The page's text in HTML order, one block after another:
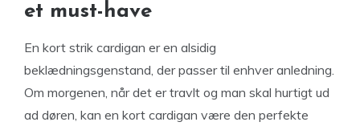
et must-have
En kort strik cardigan er en alsidig
beklædningsgenstand, der passer til enhver anledning.
Om morgenen, når det er travlt og man skal hurtigt ud
ad døren, kan en kort cardigan være den perfekte